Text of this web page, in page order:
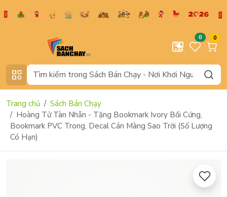
0 0
Trang chủ
Sách Bán Chạy
Hoàng Tử Tàn Nhẫn - Tặng Bookmark Ivory Bồi Cứng,
Bookmark PVC Trong, Decal Cán Màng Sao Trời (Số Lượng
Có Hạn)